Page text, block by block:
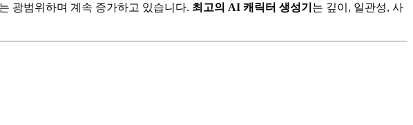
광범위하며 계속 증가하고 있습니다. 최고의 AI 캐릭터 생성기 는 깊이, 일관성, 사